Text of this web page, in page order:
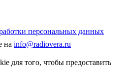
персональных данных
на info@radiovera.ru
для того, чтобы предоставить